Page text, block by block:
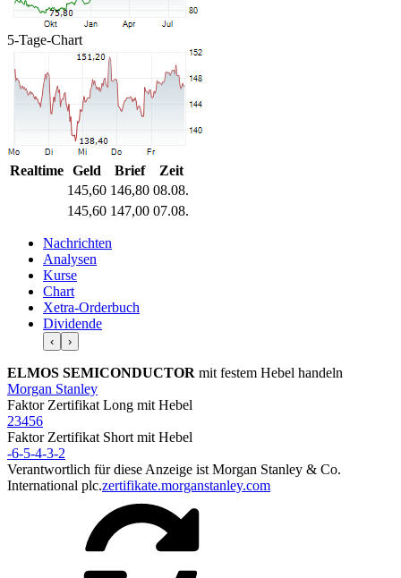
5-Tage-Chart
Realtime Geld Brief
Zeit
145,60 146,80 08.08.
145,60 147,00 07.08.
Nachrichten
Analysen
Kurse
Chart
Xetra-Orderbuch
Dividende
‹ ›
ELMOS SEMICONDUCTOR mit festem Hebel handeln
Morgan Stanley
Faktor Zertifikat Long mit Hebel
23456
Faktor Zertifikat Short mit Hebel
-6-5-4-3-2
Verantwortlich für diese Anzeige ist Morgan Stanley & Co.
International plc.zertifikate.morganstanley.com